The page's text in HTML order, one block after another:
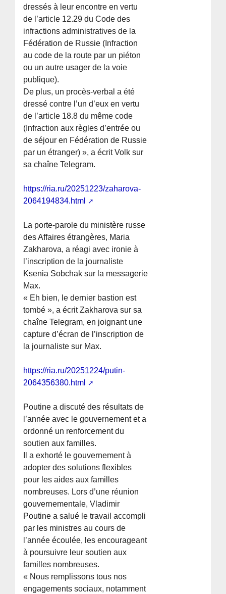
dressés à leur encontre en vertu
de l’article 12.29 du Code des
infractions administratives de la
Fédération de Russie (Infraction
au code de la route par un piéton
ou un autre usager de la voie
publique).
De plus, un procès-verbal a été
dressé contre l’un d’eux en vertu
de l’article 18.8 du même code
(Infraction aux règles d’entrée ou
de séjour en Fédération de Russie
par un étranger) », a écrit Volk sur
sa chaîne Telegram.
https://ria.ru/20251223/zaharova-
2064194834.html
La porte-parole du ministère russe
des Affaires étrangères, Maria
Zakharova, a réagi avec ironie à
l’inscription de la journaliste
Ksenia Sobchak sur la messagerie
Max.
« Eh bien, le dernier bastion est
tombé », a écrit Zakharova sur sa
chaîne Telegram, en joignant une
capture d’écran de l’inscription de
la journaliste sur Max.
https://ria.ru/20251224/putin-
2064356380.html
Poutine a discuté des résultats de
l’année avec le gouvernement et a
ordonné un renforcement du
soutien aux familles.
Il a exhorté le gouvernement à
adopter des solutions flexibles
pour les aides aux familles
nombreuses. Lors d’une réunion
gouvernementale, Vladimir
Poutine a salué le travail accompli
par les ministres au cours de
l’année écoulée, les encourageant
à poursuivre leur soutien aux
familles nombreuses.
« Nous remplissons tous nos
engagements sociaux, notamment